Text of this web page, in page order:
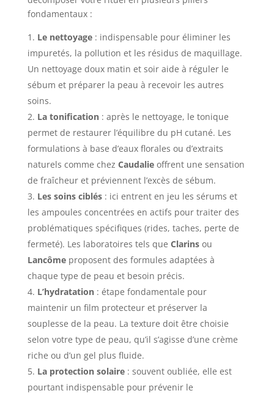
fondamentaux :
Le nettoyage: indispensable pour éliminer les
impuretés, la pollution et les résidus de maquillage.
Un nettoyage doux matin et soir aide à réguler le
sébum et préparer la peau à recevoir les autres
soins.
La tonification: après le nettoyage, le tonique
permet de restaurer l’équilibre du pH cutané. Les
formulations à base d’eaux florales ou d’extraits
naturels comme chez Caudalieoffrent une sensation
de fraîcheur et préviennent l’excès de sébum.
Les soins ciblés: ici entrent en jeu les sérums et
les ampoules concentrées en actifs pour traiter des
problématiques spécifiques (rides, taches, perte de
fermeté). Les laboratoires tels que Clarinsou
Lancômeproposent des formules adaptées à
chaque type de peau et besoin précis.
L’hydratation: étape fondamentale pour
maintenir un film protecteur et préserver la
souplesse de la peau. La texture doit être choisie
selon votre type de peau, qu’il s’agisse d’une crème
riche ou d’un gel plus fluide.
La protection solaire: souvent oubliée, elle est
pourtant indispensable pour prévenir le